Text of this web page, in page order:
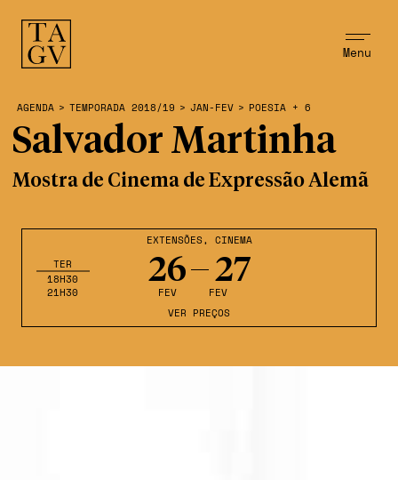
Menu
EXTENSÕES, CINEMA
26
FEV
27
FEV
TER
18H30
21H30
VER PREÇOS
AGENDA > TEMPORADA 2018/19 > JAN-FEV > POESIA + 6
Salvador Martinha
Mostra de Cinema de Expressão Alemã